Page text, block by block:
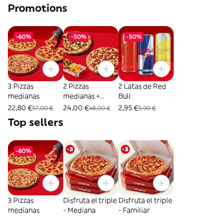
Promotions
-60%
3 Pizzas
medianas
22,80 €57,00 €
-50%
2 Pizzas
medianas +
Combo Mix
24,00 €48,00 €
-50%
2 Latas de Red
Bull
2,95 €5,90 €
Top sellers
-60%
3 Pizzas
medianas
Disfruta el triple
- Mediana
Disfruta el triple
- Familiar